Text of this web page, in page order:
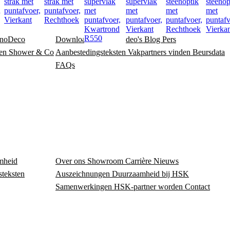
puntafvoer,
Vierkant
puntafvoer,
Rechthoek
met
puntafvoer,
Kwartrond
R550
met
puntafvoer,
Vierkant
met
puntafvoer,
Rechthoek
met
Shower & Co
Downloadcentrum Video's Blog Pers
Aanbestedingsteksten Vakpartners vinden Beursdata
FAQs
Over ons Showroom Carrière Nieuws
Auszeichnungen Duurzaamheid bij HSK
Samenwerkingen HSK-partner worden Contact